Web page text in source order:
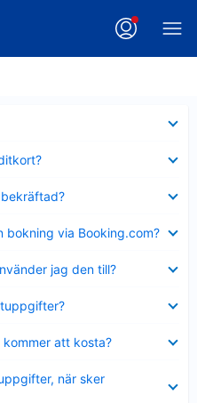
bokning via Booking.com?
jag den till?
att kosta?
när sker